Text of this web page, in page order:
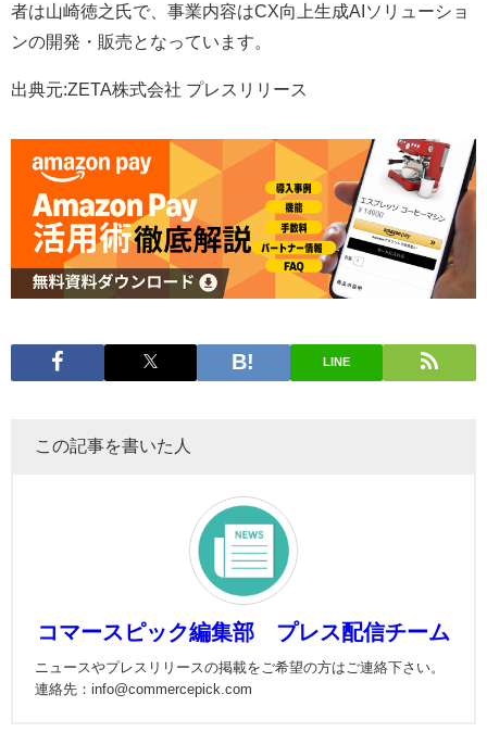
者は山崎徳之氏で、事業内容はCX向上生成AIソリューショ
ンの開発・販売となっています。
出典元:ZETA株式会社 プレスリリース
LINE
この記事を書いた人
コマースピック編集部 プレス配信チーム
ニュースやプレスリリースの掲載をご希望の方はご連絡下さい。
連絡先：info@commercepick.com